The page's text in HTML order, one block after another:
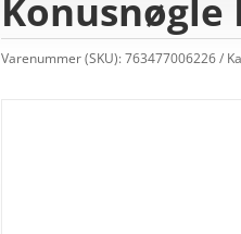
Konusnøgle
Varenummer (SKU):763477006226